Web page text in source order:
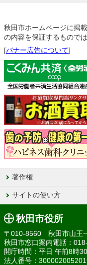
秋田市ホームページに掲
の内容を保証するものでは
[バナー広告について]
著作権
サイトの使い方
秋田市役所
〒010-8560 秋田市山王
秋田市窓口案内電話：
開庁時間：平日 午前8時
法人番号：